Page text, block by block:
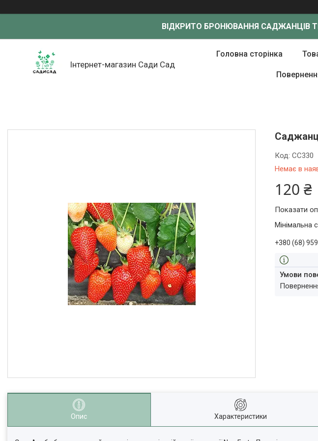
ВІДКРИТО БРОНЮВАННЯ САДЖАНЦІВ
Інтернет-магазин Сади Сад
Головна сторінка
Немає в
Код:СС330
120 ₴
Показати
Мінімальна
+380 (68)
Опис Характеристики